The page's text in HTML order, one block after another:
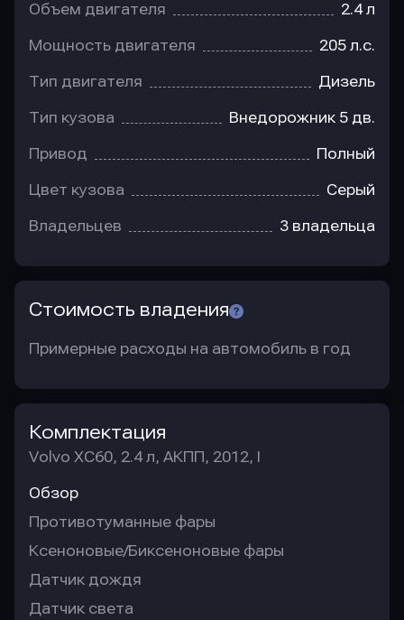
Объем двигателя 2.4 л
Мощность двигателя 205 л.с.
Тип двигателя Дизель
Тип кузова Внедорожник 5 дв.
Привод Полный
Цвет кузова Серый
Владельцев 3 владельца
Стоимость владения
Примерные расходы на автомобиль в год
Комплектация
Volvo XC60, 2.4 л, АКПП, 2012, I
Обзор
Противотуманные фары
Ксеноновые/Биксеноновые фары
Датчик дождя
Датчик света